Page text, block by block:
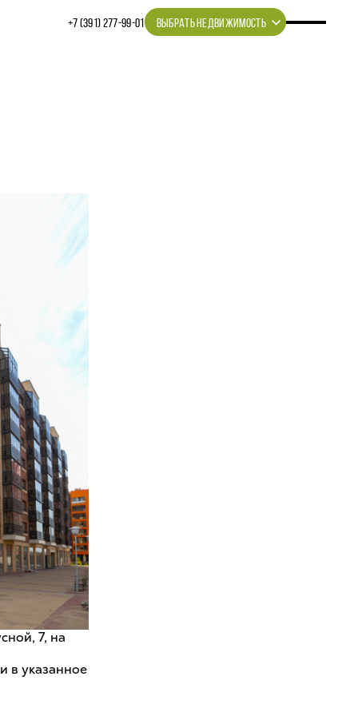
+7 (391) 277‒99‒01 ВЫБРАТЬ НЕДВИЖИМОСТЬ
7, на
в указанное